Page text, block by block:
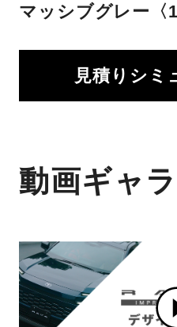
マッシブグレー〈
見積りシミ
動画ギャ